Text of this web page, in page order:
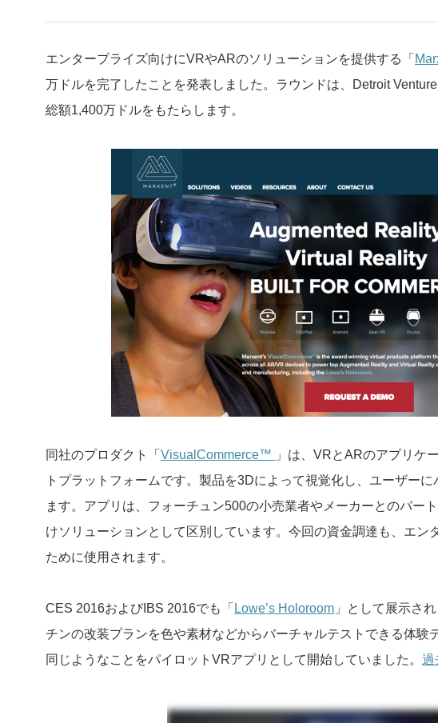
エンタープライズ向けにVRやARのソリューションを提供する「
万ドルを完了したことを発表しました。ラウンドは、Detroit
総額1,400万ドルをもたらします。
同社のプロダクト「 VisualCommerce™
」は、VRとARのアプリケ
トプラットフォームです。製品を3Dによって視覚化し、ユーザー
ます。アプリは、フォーチュン500の小売業者やメーカーとのパー
けソリューションとして区別しています。今回の資金調達も、エン
ために使用されます。
CES 2016およびIBS 2016でも「 Lowe’s Holoroom 」として展示さ
チンの改装プランを色や素材などからバーチャルテストできる体験
同じようなことをパイロットVRアプリとして開始していました。 過